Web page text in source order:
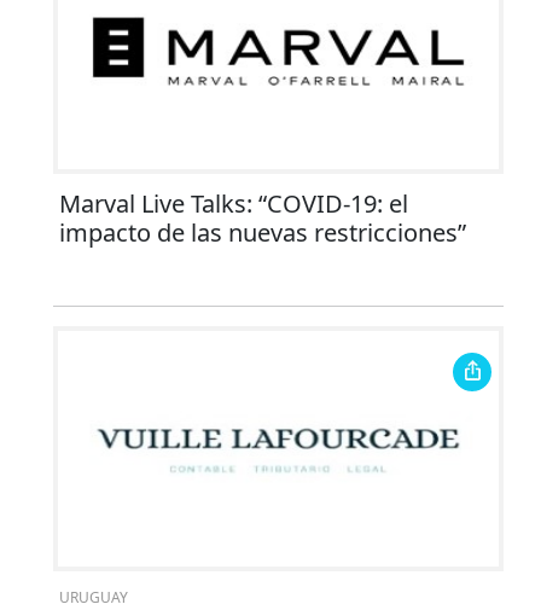
Marval Live Talks: “COVID-19: el
impacto de las nuevas restricciones”
URUGUAY